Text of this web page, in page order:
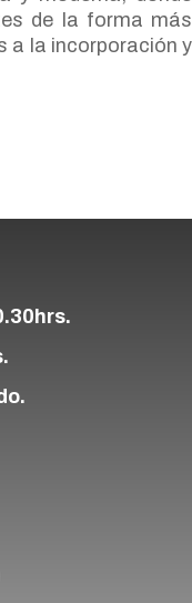
de la forma más
a la incorporación y